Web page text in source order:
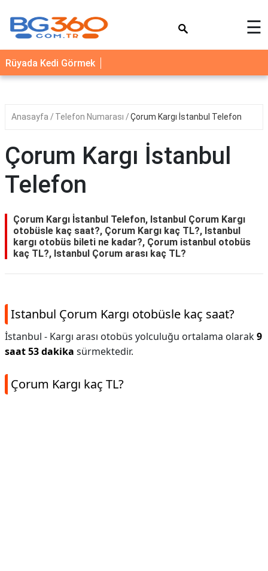
YEMEK
TARİFLERİ
SAĞLIK
İLETİŞİM
☰
Rüyada Kedi Görmek
Anasayfa Telefon Numarası Çorum Kargı İstanbul Telefon
Çorum Kargı İstanbul
Telefon
Çorum Kargı İstanbul Telefon, Istanbul Çorum Kargı
otobüsle kaç saat?, Çorum Kargı kaç TL?, Istanbul
kargı otobüs bileti ne kadar?, Çorum istanbul otobüs
kaç TL?, Istanbul Çorum arası kaç TL?
Istanbul Çorum Kargı otobüsle kaç saat?
İstanbul - Kargı arası otobüs yolculuğu ortalama olarak9
saat 53 dakika sürmektedir.
Çorum Kargı kaç TL?